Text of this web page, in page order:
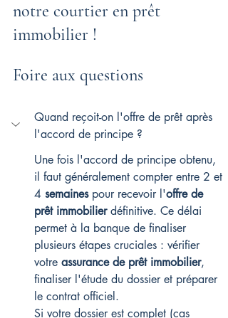
notre courtier en prêt
immobilier !
Foire aux questions
Quand reçoit-on l'offre de prêt après
l'accord de principe ?
Une fois l'accord de principe obtenu,
il faut généralement compter entre 2 et
4 semaines pour recevoir l'offre de
prêt immobilier définitive. Ce délai
permet à la banque de finaliser
plusieurs étapes cruciales : vérifier
votre assurance de prêt immobilier,
finaliser l'étude du dossier et préparer
le contrat officiel.
Si votre dossier est complet (cas